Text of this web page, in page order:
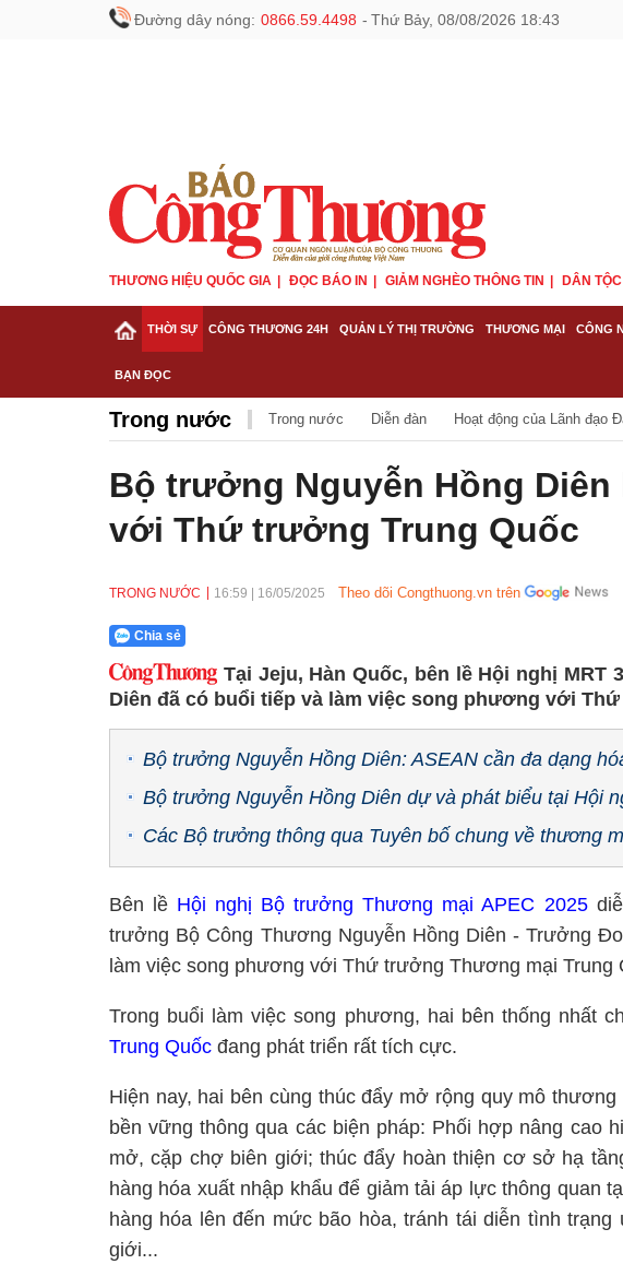
Đường dây nóng: 0866.59.4498 - Thứ Bảy, 08/08/2026 18:43
THƯƠNG HIỆU QUỐC GIA ĐỌC BÁO IN GIẢM NGHÈO THÔNG TIN DÂN
THỜI SỰ CÔNG THƯƠNG 24H QUẢN LÝ THỊ TRƯỜNG THƯƠNG MẠI CÔNG
BẠN ĐỌC
Trong nước Trong nước Diễn đàn Hoạt động của Lãnh đạo
Bộ trưởng Nguyễn Hồng
với Thứ trưởng Trung Quốc
TRONG NƯỚC 16:59 16/05/2025 Theo dõi Congthuong.vn trên
Chia sẻ
Tại Jeju, Hàn Quốc, bên lề Hội nghị MRT
Diên đã có buổi tiếp và làm việc song phương với
Bộ trưởng Nguyễn Hồng Diên: ASEAN cần đa dạng
Bộ trưởng Nguyễn Hồng Diên dự và phát biểu tại Hội
Các Bộ trưởng thông qua Tuyên bố chung về thương
Bên lề Hội nghị Bộ trưởng Thương mại APEC 2025
trưởng Bộ Công Thương Nguyễn Hồng Diên - Trưởng
làm việc song phương với Thứ trưởng Thương mại Trung
Trong buổi làm việc song phương, hai bên thống nhất
Trung Quốc đang phát triển rất tích cực.
Hiện nay, hai bên cùng thúc đẩy mở rộng quy mô
bền vững thông qua các biện pháp: Phối hợp nâng cao
mở, cặp chợ biên giới; thúc đẩy hoàn thiện cơ sở hạ
hàng hóa xuất nhập khẩu để giảm tải áp lực thông quan
hàng hóa lên đến mức bão hòa, tránh tái diễn tình
giới...